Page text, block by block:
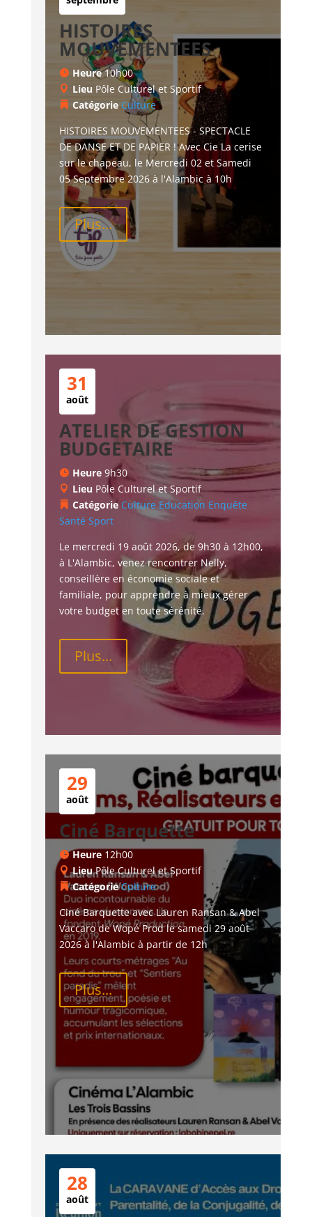
HISTOIRES
MOUVEMENTEES
Heure10h00
Lieu Pôle Culturel et Sportif
Catégorie Culture
HISTOIRES MOUVEMENTEES - SPECTACLE
DE DANSE ET DE PAPIER ! Avec Cie La cerise
sur le chapeau, le Mercredi 02 et Samedi
05 Septembre 2026 à l'Alambic à 10h
Plus...
31
août
ATELIER DE GESTION
BUDGETAIRE
Heure 9h30
Lieu Pôle Culturel et Sportif
Catégorie Culture Education Enquête
Santé Sport
Le mercredi 19 août 2026, de 9h30 à 12h00,
à L'Alambic, venez rencontrer Nelly,
conseillère en économie sociale et
familiale, pour apprendre à mieux gérer
votre budget en toute sérénité.
Plus...
29
août
Ciné Barquette
Heure 12h00
LieuPôle Culturel et Sportif
CatégorieCulture
Ciné Barquette avec Lauren Ransan & Abel
Vaccaro de Wopé Prod le samedi 29 août
2026 à l'Alambic à partir de 12h
Plus...
28
août